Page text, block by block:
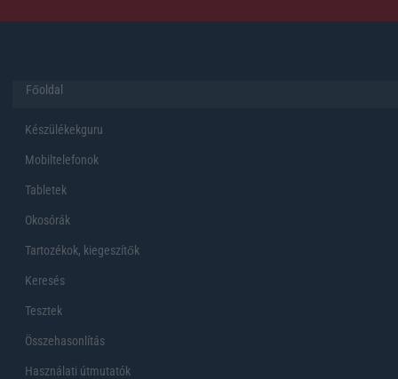
Főoldal
Készülékekguru
Mobiltelefonok
Tabletek
Okosórák
Tartozékok, kiegeszítők
Keresés
Tesztek
Összehasonlítás
Használati útmutatók